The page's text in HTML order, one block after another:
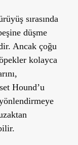
sırasında
düşme
Ancak çoğu
kolayca
Hound’u